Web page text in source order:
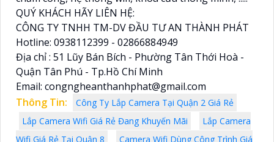
QUÝ KHÁCH HÃY LIÊN HỆ:
CÔNG TY TNHH TM-DV ĐẦU TƯ AN THÀNH PHÁT
Hotline: 0938112399 - 02866884949
Địa chỉ : 51 Lũy Bán Bích - Phường Tân Thới Hoà -
Quận Tân Phú - Tp.Hồ Chí Minh
Email: congngheanthanhphat@gmail.com
Thông Tin:
Công Ty Lắp Camera Tại Quận 2 Giá Rẻ
Lắp Camera Wifi Giá Rẻ Đang Khuyến Mãi
Lắp Camera
Wifi Giá Rẻ Tại Quận 8
Camera Wifi Dùng Công Trình Giá